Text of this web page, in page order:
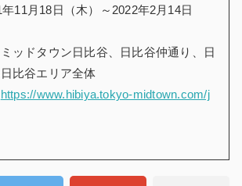
11月18日（木）～2022年2月14日
ッドタウン日比谷、日比谷仲通り、日
比谷エリア全体
https://www.hibiya.tokyo-midtown.com/j